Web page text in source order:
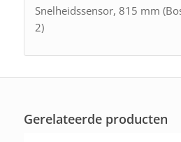
Snelheidssensor, 815 mm
2)
Gerelateerde producten